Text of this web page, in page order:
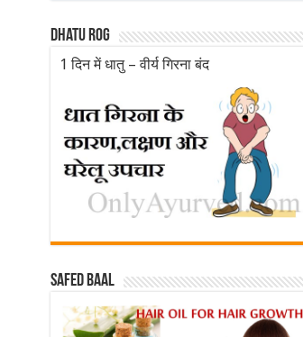
Dhatu rog
1 दिन में धातु – वीर्य गिरना बंद
Safed baal